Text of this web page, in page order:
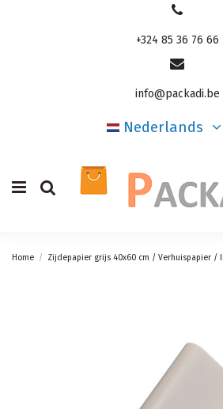
+324 85 36 76 66
info@packadi.be
Nederlands
Home Zijdepapier grijs 40x60 cm / Verhuispapier /